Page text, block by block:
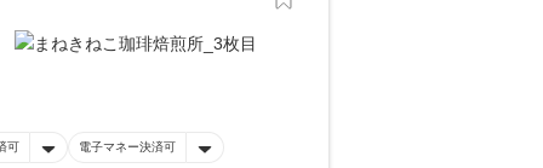
可 電子マネー決済可